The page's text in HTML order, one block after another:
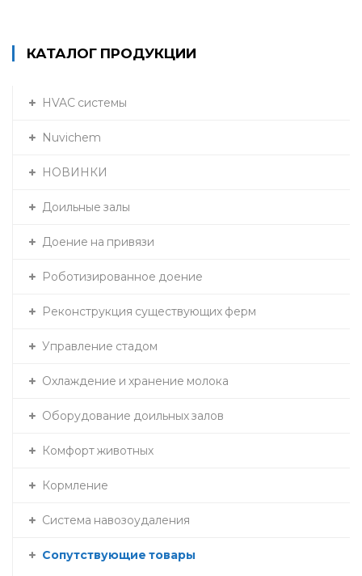
КАТАЛОГ ПРОДУКЦИИ
HVAC системы
Nuvichem
НОВИНКИ
Доильные залы
Доение на привязи
Роботизированное доение
Реконструкция существующих ферм
Управление стадом
Охлаждение и хранение молока
Оборудование доильных залов
Комфорт животных
Кормление
Система навозоудаления
Сопутствующие товары